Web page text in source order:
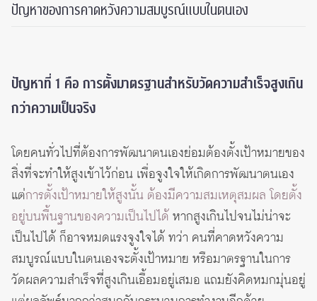
ปัญหาของการคาดหวังความสมบูรณ์แบบในตนเอง
ปัญหาที่ 1 คือ การตั้งมาตรฐานสำหรับวัดความสำเร็จสูงเกิน
กว่าความเป็นจริง
โดยคนทั่วไปที่ต้องการพัฒนาตนเองย่อมต้องตั้งเป้าหมายของ
สิ่งที่จะทำให้สูงเข้าไว้ก่อน เพื่อจูงใจให้เกิดการพัฒนาตนเอง
แต่การตั้งเป้าหมายให้สูงนั้น ต้องมีความสมเหตุสมผล โดยตั้ง
อยู่บนพื้นฐานของความเป็นไปได้ หากสูงเกินไปจนไม่น่าจะ
เป็นไปได้ ก็อาจหมดแรงจูงใจได้ ทว่า คนที่คาดหวังความ
สมบูรณ์แบบในตนเองจะตั้งเป้าหมาย หรือมาตรฐานในการ
วัดผลความสำเร็จที่สูงเกินเอื้อมอยู่เสมอ แถมยังคิดหมกมุ่นอยู่